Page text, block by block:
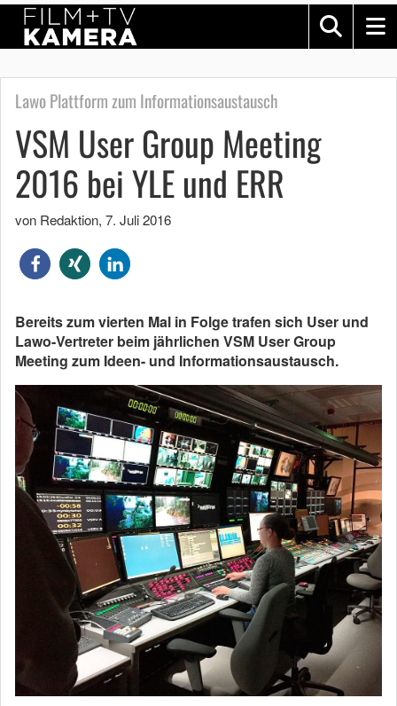
Lawo Plattform zum Informationsaustausch
VSM User Group Meeting
2016 bei YLE und ERR
von Redaktion, 7. Juli 2016
Bereits zum vierten Mal in Folge trafen sich User und
Lawo-Vertreter beim jährlichen VSM User Group
Meeting zum Ideen- und Informationsaustausch.